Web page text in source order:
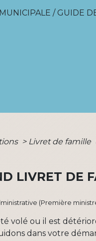
/ GUIDE
> Livret de famille
LIVRET DE
(Première
volé ou il est
dans votre